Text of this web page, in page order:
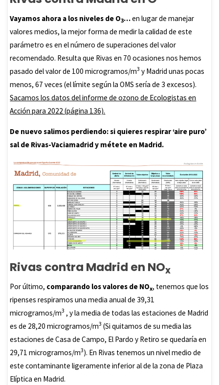
Vayamos ahora a los niveles de O3…en lugar de manejar
valores medios, la mejor forma de medir la calidad de este
parámetro es en el número de superaciones del valor
recomendado. Resulta que Rivas en 70 ocasiones nos hemos
pasado del valor de 100 microgramos/m3 y Madrid unas pocas
menos, 67 veces (el límite según la OMS sería de 3 excesos).
Sacamos los datos del informe de ozono de Ecologistas en
Acción para 2022 (página 136).
De nuevo salimos perdiendo: si quieres respirar ‘aire puro’
sal de Rivas-Vaciamadrid y métete en Madrid.
Rivas contra Madrid en NOx
Por último, comparando los valores de NOx, tenemos que los
ripenses respiramos una media anual de 39,31
microgramos/m3 , y la media de todas las estaciones de Madrid
es de 28,20 microgramos/m3 (Si quitamos de su media las
estaciones de Casa de Campo, El Pardo y Retiro se quedaría en
29,71 microgramos/m3). En Rivas tenemos un nivel medio de
este contaminante ligeramente inferior al de la zona de Plaza
Elíptica en Madrid.